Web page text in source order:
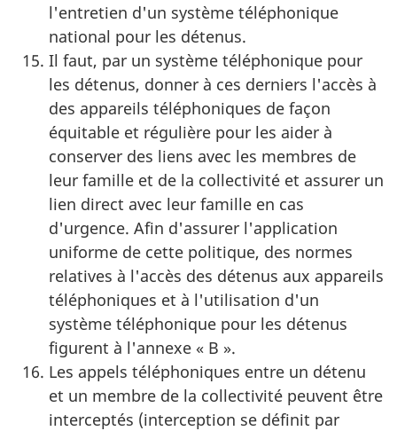
l'entretien d'un système téléphonique
national pour les détenus.
Il faut, par un système téléphonique pour
les détenus, donner à ces derniers l'accès à
des appareils téléphoniques de façon
équitable et régulière pour les aider à
conserver des liens avec les membres de
leur famille et de la collectivité et assurer un
lien direct avec leur famille en cas
d'urgence. Afin d'assurer l'application
uniforme de cette politique, des normes
relatives à l'accès des détenus aux appareils
téléphoniques et à l'utilisation d'un
système téléphonique pour les détenus
figurent à l'annexe « B ».
Les appels téléphoniques entre un détenu
et un membre de la collectivité peuvent être
interceptés (interception se définit par